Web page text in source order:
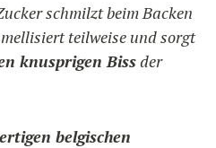
schmilzt beim Backen
teilweise und sorgt
knusprigen Bissder
belgischen